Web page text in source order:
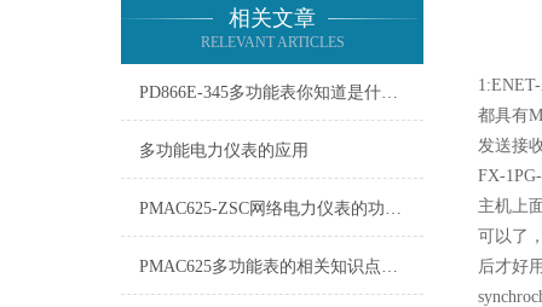
相关文章
RELEVANT ARTICLES
PD866E-345多功能表你知道是什么吗？
多功能电力仪表的应用
PMAC625-ZSC网络电力仪表的功能介绍
PMAC625多功能表的相关知识点讲解
都具有
发送接
FX-
主机上
可以了
后才好